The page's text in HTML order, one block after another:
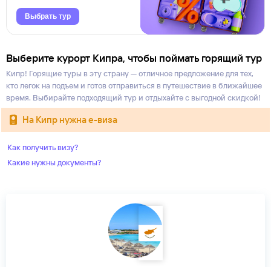
Выбрать тур
Выберите курорт Кипра, чтобы поймать горящий тур
Кипр! Горящие туры в эту страну — отличное предложение для тех,
кто легок на подъем и готов отправиться в путешествие в ближайшее
время. Выбирайте подходящий тур и отдыхайте с выгодной скидкой!
на Кипр нужна е-виза
Как получить визу?
Какие нужны документы?